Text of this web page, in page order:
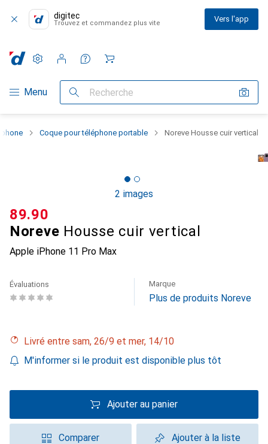
digitec
Trouvez et commandez plus vite Vers l'app
Navigation par catégorie
Menu Recherche
Paramètres
Compte client
Listes de comparaison
Listes d'envies
Panier
Coque pour téléphone portable Noreve Housse cuir vertical
2 images
Noreve Housse cuir vertical
Apple iPhone 11 Pro Max
CHF
89.90
Évaluations Marque
Plus de produits Noreve
Livré entre sam, 26/9 et mer, 14/10
M'informer si le produit est disponible plus tôt
Ajouter au panier
Comparer Ajouter à la liste